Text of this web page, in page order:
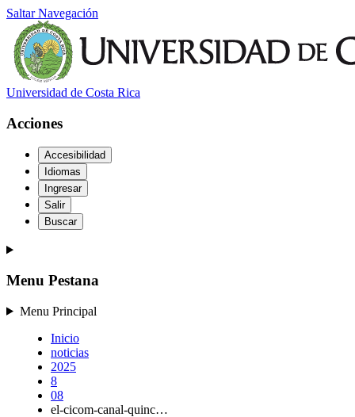
Saltar Navegación
Universidad de Costa Rica
Acciones
Accesibilidad
Idiomas
Ingresar
Salir
Buscar
Menu Pestana
Menu Principal
Inicio
noticias
2025
8
08
el-cicom-canal-quinc…